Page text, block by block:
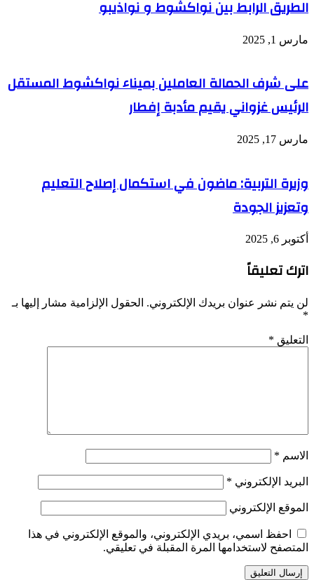
الطريق الرابط بين نواكشوط و نواذيبو
مارس 1, 2025
على شرف الحمالة العاملين بميناء نواكشوط المستقل
الرئيس غزواني يقيم مأدبة إفطار
مارس 17, 2025
وزيرة التربية: ماضون في استكمال إصلاح التعليم
وتعزيز الجودة
أكتوبر 6, 2025
اترك تعليقاً
لن يتم نشر عنوان بريدك الإلكتروني. الحقول الإلزامية مشار إليها بـ
*
التعليق *
الاسم *
البريد الإلكتروني *
الموقع الإلكتروني
احفظ اسمي، بريدي الإلكتروني، والموقع الإلكتروني في هذا
المتصفح لاستخدامها المرة المقبلة في تعليقي.